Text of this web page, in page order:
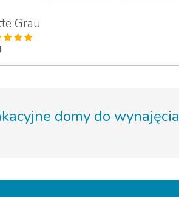
Grau
domy do wynajęcia